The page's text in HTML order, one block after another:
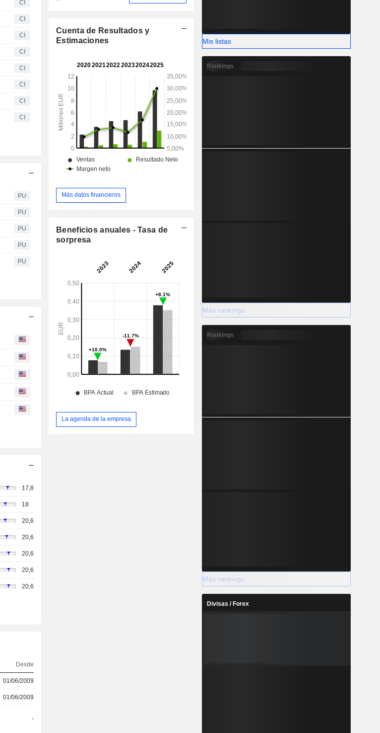
CI
CI
CI
CI
CI
CI
CI
CI
PU
PU
PU
PU
PU
17,8
18
20,6
20,6
20,6
20,6
20,6
Desde
01/06/2009
01/06/2009
-
Cuenta de Resultados y
Estimaciones
Más datos financieros
Beneficios anuales - Tasa de
sorpresa
La agenda de la empresa
Mis listas
Rankings
Más rankings
Rankings
Más rankings
Divisas / Forex